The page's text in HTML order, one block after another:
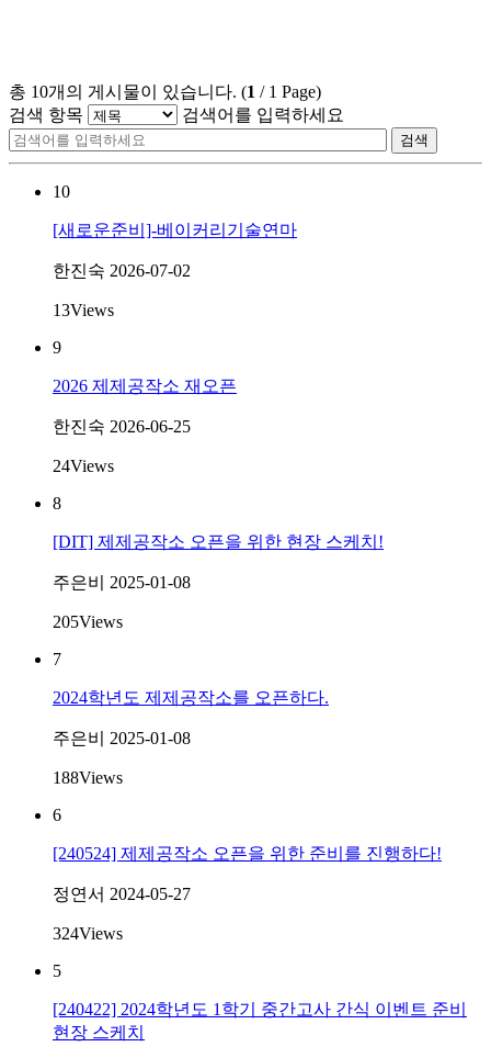
총 10개의 게시물이 있습니다. (1 / 1 Page)
검색 항목
검색어를 입력하세요
검색
10
[새로운준비]-베이커리기술연마
한진숙 2026-07-02
13Views
9
2026 제제공작소 재오픈
한진숙 2026-06-25
24Views
8
[DIT] 제제공작소 오픈을 위한 현장 스케치!
주은비 2025-01-08
205Views
7
2024학년도 제제공작소를 오픈하다.
주은비 2025-01-08
188Views
6
[240524] 제제공작소 오픈을 위한 준비를 진행하다!
정연서 2024-05-27
324Views
5
[240422] 2024학년도 1학기 중간고사 간식 이벤트 준비
현장 스케치